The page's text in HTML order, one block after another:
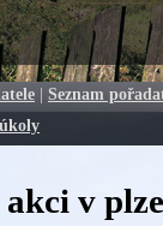
| Seznam
v